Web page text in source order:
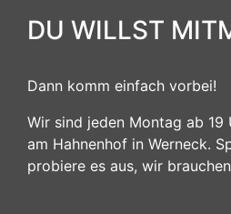
DU WILLST
Dann komm einfach vorbei!
Wir sind jeden Montag ab 19
am Hahnenhof in Werneck.
probiere es aus, wir